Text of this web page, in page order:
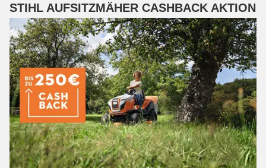
STIHL AUFSITZMÄHER CASHBACK AKTION